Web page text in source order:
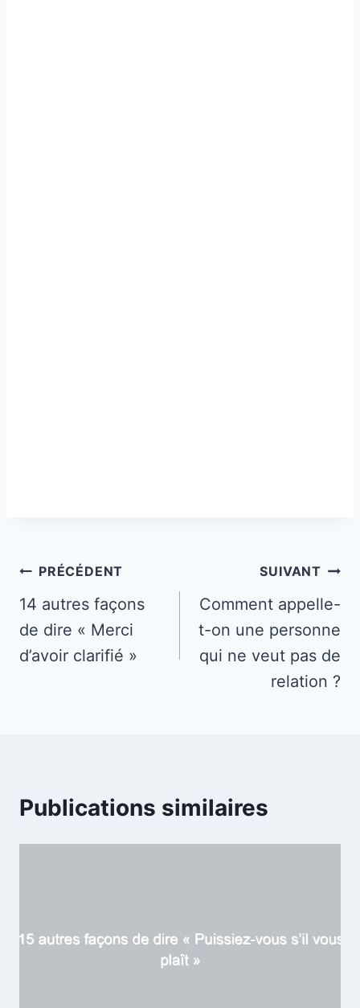
Navigation
de
l’article
PRÉCÉDENT
14 autres façons
de dire « Merci
d’avoir clarifié »
SUIVANT
Comment appelle-
t-on une personne
qui ne veut pas de
relation ?
Publications similaires